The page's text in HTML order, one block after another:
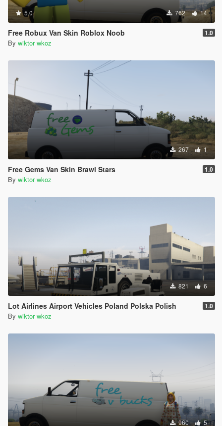
5.0 762 14
Free Robux Van Skin Roblox Noob 1.0
By wiktor wkoz
267 1
Free Gems Van Skin Brawl Stars 1.0
By wiktor wkoz
821 6
Lot Airlines Airport Vehicles Poland Polska Polish 1.0
By wiktor wkoz
960 5